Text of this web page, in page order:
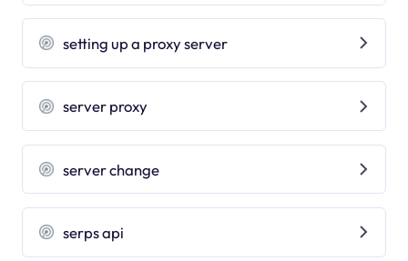
setting up a proxy server
server proxy
server change
serps api